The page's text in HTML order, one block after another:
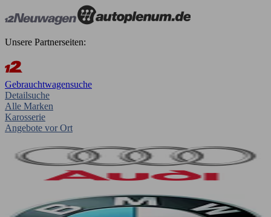
Unsere Partnerseiten:
Gebrauchtwagensuche
Detailsuche
Alle Marken
Karosserie
Angebote vor Ort